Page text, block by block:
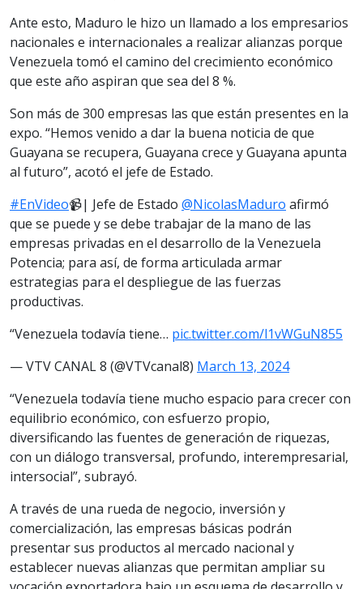
Ante esto, Maduro le hizo un llamado a los empresarios
nacionales e internacionales a realizar alianzas porque
Venezuela tomó el camino del crecimiento económico
que este año aspiran que sea del 8 %.
Son más de 300 empresas las que están presentes en la
expo. “Hemos venido a dar la buena noticia de que
Guayana se recupera, Guayana crece y Guayana apunta
al futuro”, acotó el jefe de Estado.
#EnVideo📹| Jefe de Estado @NicolasMaduro afirmó
que se puede y se debe trabajar de la mano de las
empresas privadas en el desarrollo de la Venezuela
Potencia; para así, de forma articulada armar
estrategias para el despliegue de las fuerzas
productivas.
“Venezuela todavía tiene… pic.twitter.com/l1vWGuN855
— VTV CANAL 8 (@VTVcanal8) March 13, 2024
“Venezuela todavía tiene mucho espacio para crecer con
equilibrio económico, con esfuerzo propio,
diversificando las fuentes de generación de riquezas,
con un diálogo transversal, profundo, interempresarial,
intersocial”, subrayó.
A través de una rueda de negocio, inversión y
comercialización, las empresas básicas podrán
presentar sus productos al mercado nacional y
establecer nuevas alianzas que permitan ampliar su